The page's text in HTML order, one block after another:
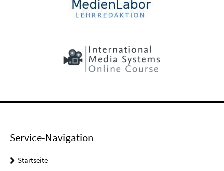
Service-Navigation
Startseite